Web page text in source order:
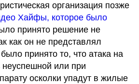
организация позже
Хайфы, которое было
принято решение не
как он не представлял
принято то, что атака на
или при
осколки упадут в жилые